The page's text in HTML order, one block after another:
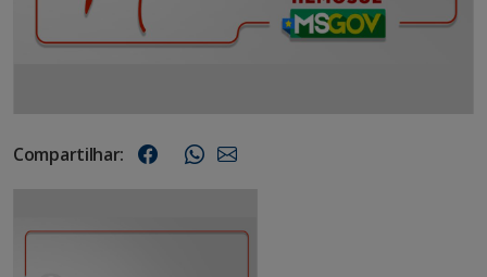
Compartilhar: